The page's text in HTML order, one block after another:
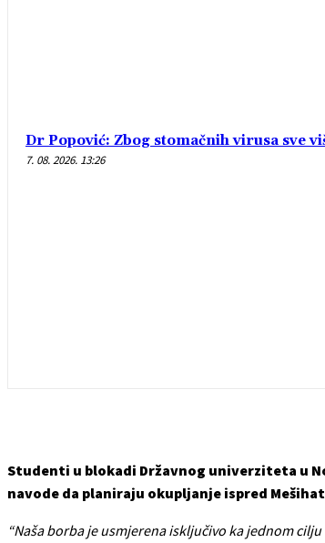
Dr Popović: Zbog stomačnih virusa sve
7. 08. 2026. 13:26
Studenti u blokadi Državnog univerziteta u
navode da planiraju okupljanje ispred
“Naša borba je usmjerena isključivo ka jednom